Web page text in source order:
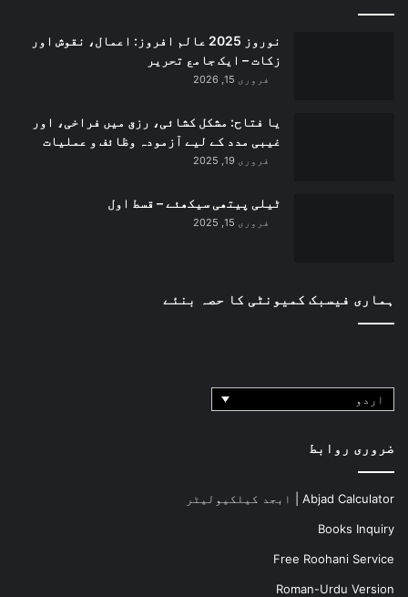
نوروز 2025 عالم افروز: اعمال، نقوش اور
زکات – ایک جامع تحریر
فروری 15, 2026
یا فتاح: مشکل کشائی، رزق میں فراخی، اور
غیبی مدد کے لیے آزمودہ وظائف و عملیات
فروری 19, 2025
ٹیلی پیتھی سیکھئے – قسط اول
فروری 15, 2025
ہماری فیسبک کمیونٹی کا حصہ بنئے
اردو
ضروری روابط
Abjad Calculator | ابجد کیلکیولیٹر
Books Inquiry
Free Roohani Service
Roman-Urdu Version